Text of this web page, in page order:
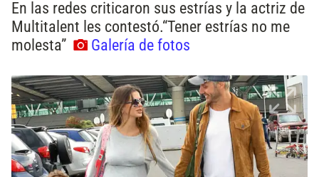
En las redes criticaron sus estrías y la actriz de
Multitalent les contestó.“Tener estrías no me
molesta”
Galería de fotos